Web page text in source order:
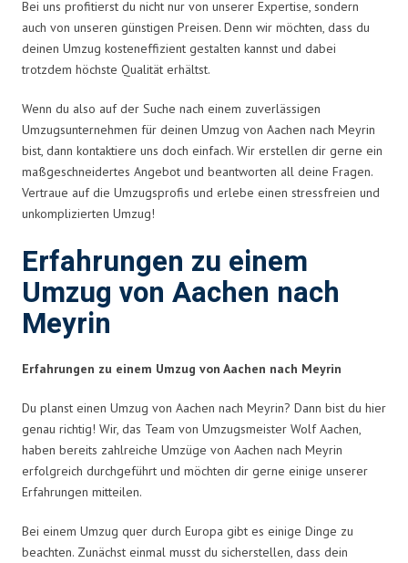
Bei uns profitierst du nicht nur von unserer Expertise, sondern
auch von unseren günstigen Preisen. Denn wir möchten, dass du
deinen Umzug kosteneffizient gestalten kannst und dabei
trotzdem höchste Qualität erhältst.
Wenn du also auf der Suche nach einem zuverlässigen
Umzugsunternehmen für deinen Umzug von Aachen nach Meyrin
bist, dann kontaktiere uns doch einfach. Wir erstellen dir gerne ein
maßgeschneidertes Angebot und beantworten all deine Fragen.
Vertraue auf die Umzugsprofis und erlebe einen stressfreien und
unkomplizierten Umzug!
Erfahrungen zu einem
Umzug von Aachen nach
Meyrin
Erfahrungen zu einem Umzug von Aachen nach Meyrin
Du planst einen Umzug von Aachen nach Meyrin? Dann bist du hier
genau richtig! Wir, das Team von Umzugsmeister Wolf Aachen,
haben bereits zahlreiche Umzüge von Aachen nach Meyrin
erfolgreich durchgeführt und möchten dir gerne einige unserer
Erfahrungen mitteilen.
Bei einem Umzug quer durch Europa gibt es einige Dinge zu
beachten. Zunächst einmal musst du sicherstellen, dass dein